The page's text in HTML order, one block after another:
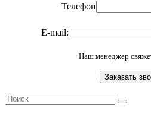
Телефон
E-mail:
Наш менеджер